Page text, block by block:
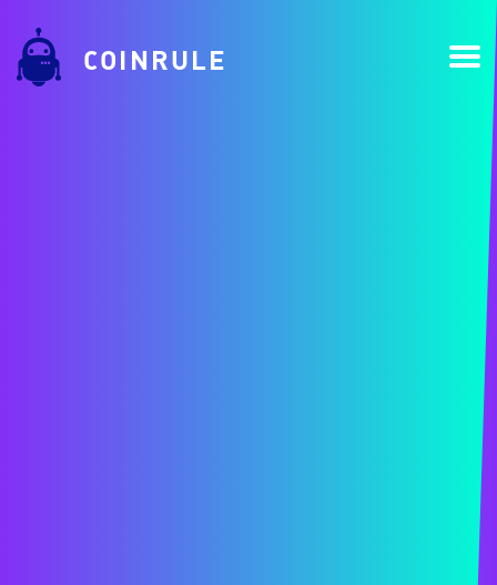
COINRULE